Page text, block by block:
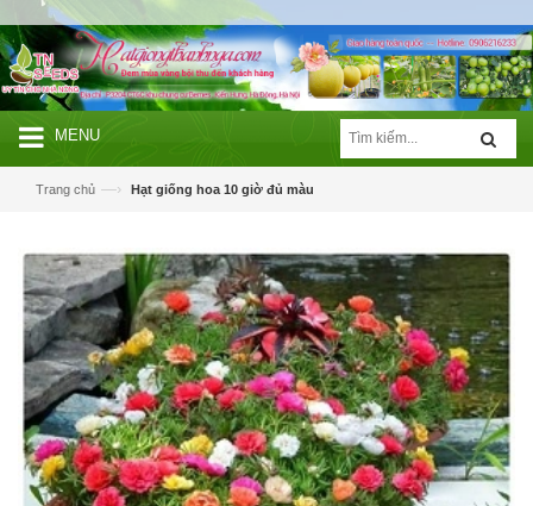
MENU
Trang chủ —› Hạt giống hoa 10 giờ đủ màu